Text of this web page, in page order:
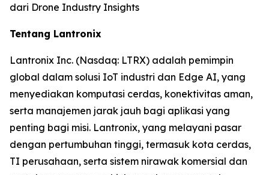
dari Drone Industry Insights
Tentang Lantronix
Lantronix Inc. (Nasdaq: LTRX) adalah pemimpin
global dalam solusi IoT industri dan Edge AI, yang
menyediakan komputasi cerdas, konektivitas aman,
serta manajemen jarak jauh bagi aplikasi yang
penting bagi misi. Lantronix, yang melayani pasar
dengan pertumbuhan tinggi, termasuk kota cerdas,
TI perusahaan, serta sistem nirawak komersial dan